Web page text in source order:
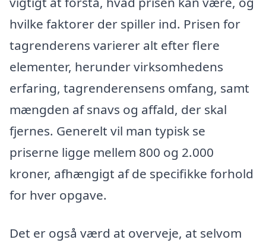
hvilke faktorer der spiller ind. Prisen for
tagrenderens varierer alt efter flere
elementer, herunder virksomhedens
erfaring, tagrenderensens omfang, samt
mængden af snavs og affald, der skal
fjernes. Generelt vil man typisk se
priserne ligge mellem 800 og 2.000
kroner, afhængigt af de specifikke forhold
for hver opgave.
Det er også værd at overveje, at selvom